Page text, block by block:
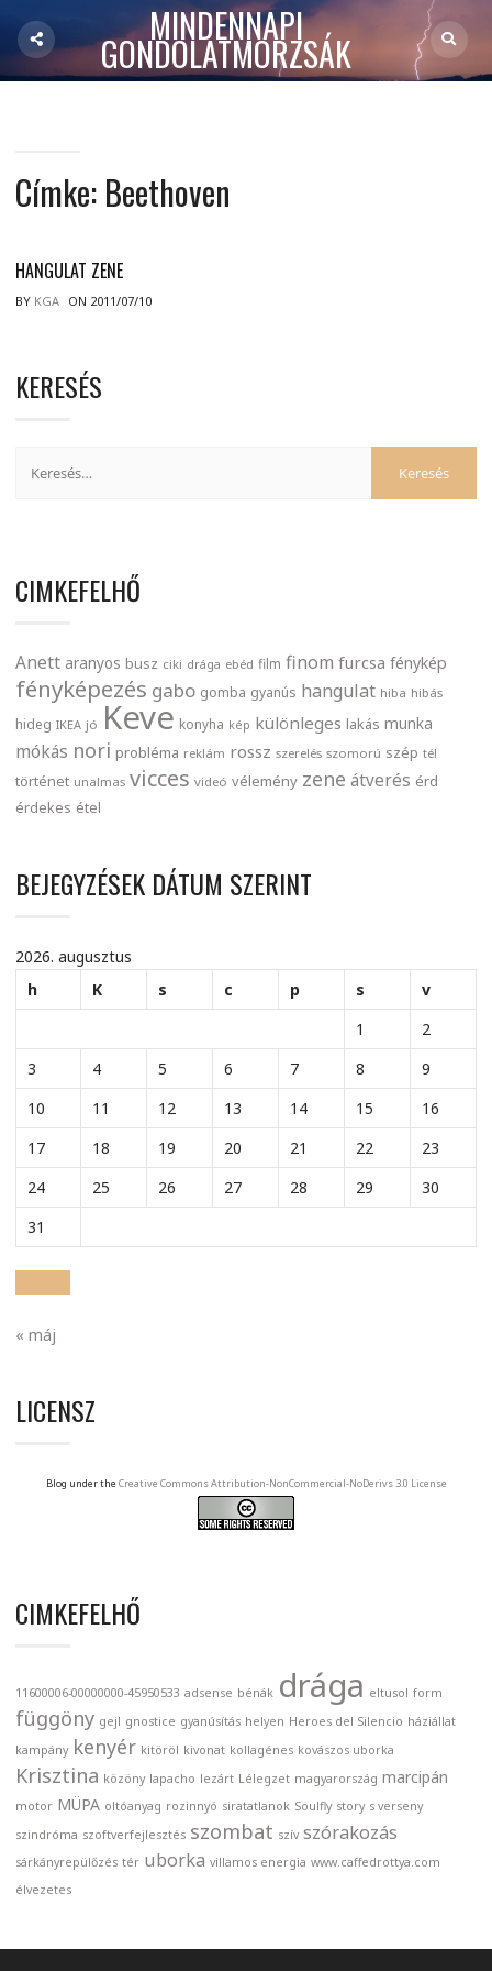
MINDENNAPI
GONDOLATMORZSÁK
Címke: Beethoven
HANGULAT ZENE
BY KGA ON 2011/07/10
KERESÉS
CIMKEFELHŐ
Anett aranyos busz ciki drága ebéd film finom furcsa fénykép
fényképezés gabo gomba gyanús hangulat hiba hibás
hideg IKEA jó Keve konyha kép különleges lakás munka
mókás nori probléma reklám rossz szerelés szomorú szép tél
történet unalmas vicces videó vélemény zene átverés érd
érdekes étel
BEJEGYZÉSEK DÁTUM SZERINT
2026. augusztus
h
K s c p s
v
1
2
3
4 5 6 7 8
9
10
11 12 13 14 15
16
17
18 19 20 21 22
23
24
25 26 27 28 29
30
31
« máj
LICENSZ
Blog under the Creative Commons Attribution-NonCommercial-NoDerivs 3.0 License
CIMKEFELHŐ
11600006-00000000-45950533 adsense bénák drága eltusol form
függöny gejl gnostice gyanúsítás helyen Heroes del Silencio háziállat
kampány kenyér kitöröl kivonat kollagénes kovászos uborka
Krisztina közöny lapacho lezárt Lélegzet magyarország marcipán
motor MÜPA oltóanyag rozinnyó siratatlanok Soulfly story s verseny
szindróma szoftverfejlesztés szombat szív szórakozás
sárkányrepülőzés tér uborka villamos energia www.caffedrottya.com
élvezetes